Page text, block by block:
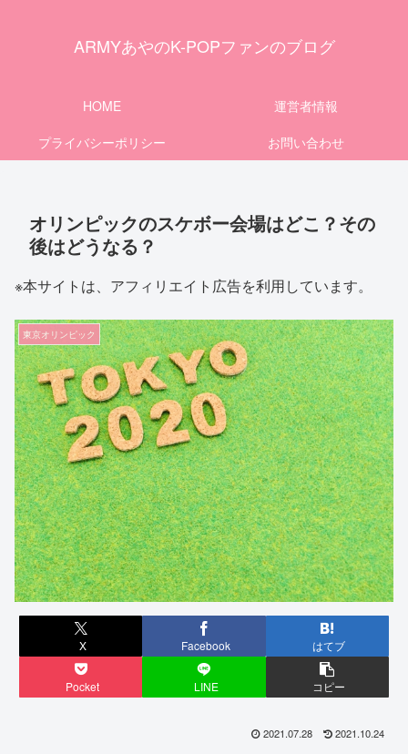
ARMYあやのK-POPファンのブログ
HOME
運営者情報
プライバシーポリシー
お問い合わせ
オリンピックのスケボー会場はどこ？その
後はどうなる？
※本サイトは、アフィリエイト広告を利用しています。
東京オリンピック
X Facebook はてブ
Pocket LINE コピー
2021.07.28 2021.10.24